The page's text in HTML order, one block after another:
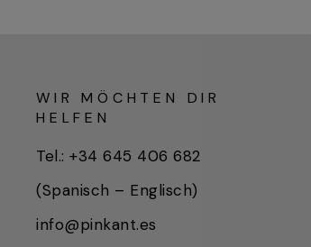
WIR MÖCHTEN DIR
HELFEN
Tel.: +34 645 406 682
(Spanisch – Englisch)
info@pinkant.es